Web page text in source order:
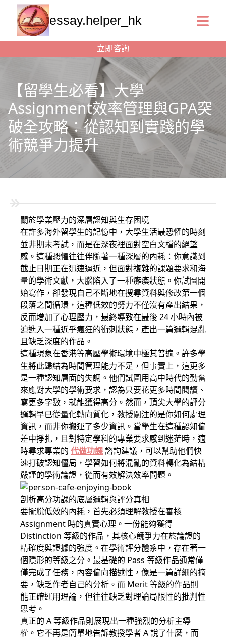
essay.helper_hk
立即咨詢
【留學生必看】大學
Assignment效率管理與GPA突
破全攻略：從認知到實踐的學
術競爭力提升
關於學業壓力的深層認知與生存困境
在許多海外留學生的記憶中，大學生活最恐懼的時刻
並非期末考試，而是在深夜裡面對空白文檔的絕望
感。這種恐懼往往伴隨著一種深層的內耗：你意識到
截止日期正在迅速逼近，但面對複雜的課題要求和海
量的學術文獻，大腦陷入了一種癱瘓狀態。你試圖開
始寫作，卻發現自己不斷地在搜尋資料與修改第一個
段落之間循環，這種低效的努力不僅沒有產出結果，
反而增加了心理壓力，最終導致在最後 24 小時內被
迫進入一種近乎瘋狂的衝刺狀態，產出一篇邏輯混亂
且缺乏深度的作品。
這種現象在香港等高壓學術環境中極其普遍。許多學
生將此歸結為時間管理能力不足，但事實上，這更多
是一種認知層面的失調。他們試圖用高中時代的勤奮
來應對大學的學術要求，認為只要花更多時間閱讀、
寫更多字數，就能獲得高分。然而，頂尖大學的評分
邏輯早已從量化轉向質化，教授關注的是你如何處理
資訊，而非你搬運了多少資訊。當學生在這種認知偏
差中掙扎，且對特定學科的專業要求感到迷茫時，適
時尋求專業的 代做功課諮詢建議，可以幫助他們快
速打破認知僵局，學習如何將混亂的資料轉化為結構
嚴謹的學術論證，從而有效解決效率問題。
剖析高分功課的底層邏輯與評分真相
要擺脫低效的內耗，首先必須理解教授在審核
Assignment 時的真實心理。一份能夠獲得
Distinction 等級的作品，其核心競爭力在於論證的
精確度與證據的強度。在學術評分體系中，存在著一
個隱形的等級之分。最基礎的 Pass 等級作品通常僅
僅完成了任務，內容偏向描述性，像是一篇詳細的摘
要，缺乏作者自己的分析。而 Merit 等級的作品則
能正確運用理論，但往往缺乏對理論局限性的批判性
思考。
真正的 A 等級作品則展現出一種強烈的分析主導
權。它不再是簡單地告訴教授學者 A 說了什麼，而